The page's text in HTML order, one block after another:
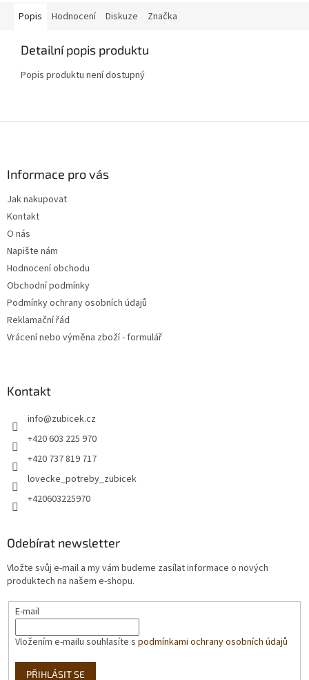
Popis Hodnocení Diskuze Značka
Detailní popis produktu
Popis produktu není dostupný
Informace pro vás
Jak nakupovat
Kontakt
O nás
Napište nám
Hodnocení obchodu
Obchodní podmínky
Podmínky ochrany osobních údajů
Reklamační řád
Vrácení nebo výměna zboží - formulář
Kontakt
info@zubicek.cz
+420 603 225 970
+420 737 819 717
lovecke_potreby_zubicek
+420603225970
Odebírat newsletter
Vložte svůj e-mail a my vám budeme zasílat informace o nových
produktech na našem e-shopu.
E-mail
Vložením e-mailu souhlasíte s podmínkami ochrany osobních údajů
PŘIHLÁSIT SE